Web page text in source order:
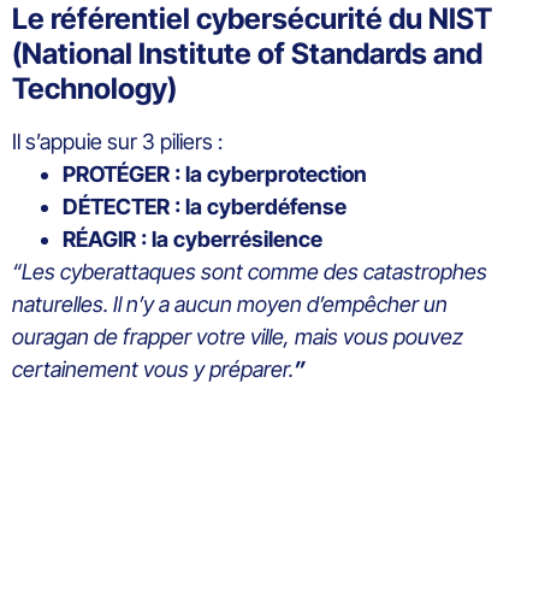
Le référentiel cybersécurité du NIST
(National Institute of Standards and
Technology)
Il s’appuie sur 3 piliers :
PROTÉGER : la cyberprotection
DÉTECTER : la cyberdéfense
RÉAGIR : la cyberrésilence
“Les cyberattaques sont comme des catastrophes
naturelles. Il n’y a aucun moyen d’empêcher un
ouragan de frapper votre ville, mais vous pouvez
certainement vous y préparer.”